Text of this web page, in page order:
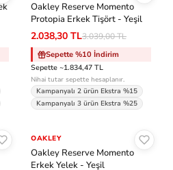
Oakley Reserve Momento
Protopia Erkek Tişört - Yeşil
2.038,30 TL3.039,00 TL
Sepette %10 İndirim
Sepette ~1.834,47 TL
Nihai tutar sepette hesaplanır.
Kampanyalı 2 ürün Ekstra %15
Kampanyalı 3 ürün Ekstra %25
-%45
OAKLEY
Oakley Reserve Momento
Erkek Yelek - Yeşil